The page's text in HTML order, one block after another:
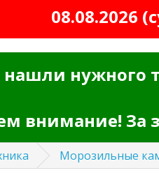
08.08.2026
нужного
внимание! За
Морозильные